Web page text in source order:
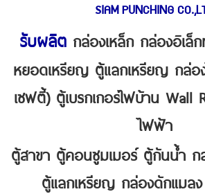
SIAM PUNCHING
รับผลิต กล่องเหล็ก กล่องอิเล็
หยอดเหรียญ ตู้แลกเหรียญ กล่อ
เซฟตี้) ตู้เบรกเกอร์ไฟบ้าน Wall
ไฟฟ้า
ตู้สาขา ตู้คอนซูมเมอร์ ตู้กันน้ำ
ตู้แลกเหรียญ กล่องดักแมล